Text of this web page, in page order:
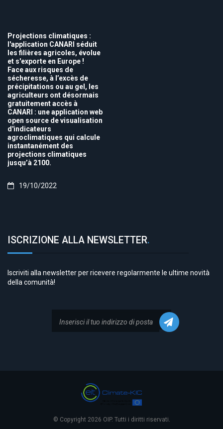
Projections climatiques :
l'application CANARI séduit
les filières agricoles, évolue
et s'exporte en Europe !
Face aux risques de
sécheresse, à l’excès de
précipitations ou au gel, les
agriculteurs ont désormais
gratuitement accès à
CANARI : une application web
open source de visualisation
d'indicateurs
agroclimatiques qui calcule
instantanément des
projections climatiques
jusqu’à 2100.
19/10/2022
ISCRIZIONE ALLA NEWSLETTER.
Iscriviti alla newsletter per ricevere regolarmente le ultime novità
della comunità!
© Copyright 2026 OIP. Tutti i diritti riservati.